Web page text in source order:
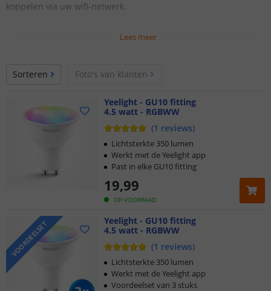
koppelen via uw wifi-netwerk.
Lees meer
Sorteren Foto's van klanten
Yeelight - GU10 fitting
4.5 watt - RGBWW
(1 reviews)
OP VOORRAAD
19,99
Lichtsterkte 350 lumen
Werkt met de Yeelight app
Past in elke GU10 fitting
VOORDEELSET
Yeelight - GU10 fitting
4.5 watt - RGBWW
(1 reviews)
Lichtsterkte 350 lumen
Werkt met de Yeelight app
Voordeelset van 3 stuks